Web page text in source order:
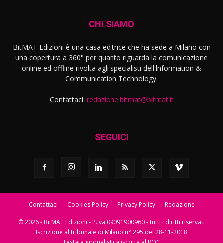
CHI SIAMO
BitMAT Edizioni è una casa editrice che ha sede a Milano con
una copertura a 360° per quanto riguarda la comunicazione
online ed offline rivolta agli specialisti dell'lnformation &
Communication Technology.
Contattaci: redazione.bitmat@bitmat.it
SEGUICI
Contattaci Cookies Policy Privacy Policy Redazione
© 2026 - BitMAT Edizioni - P.Iva 09091900960 - tutti i diritti riservati
Iscrizione al tribunale di Milano n° 295 del 28-11-2018